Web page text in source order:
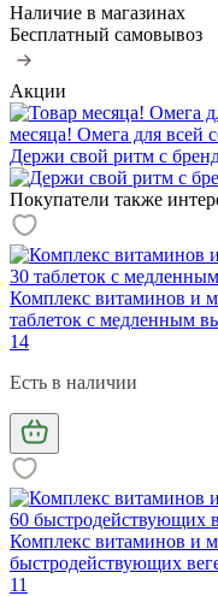
Наличие в магазинах
Бесплатный самовывоз
Акции
месяца! Омега для всей
Держи свой ритм с
Покупатели также
Комплекс витаминов и
таблеток с медленным
14
Есть в наличии
Комплекс витаминов и
быстродействующих
11